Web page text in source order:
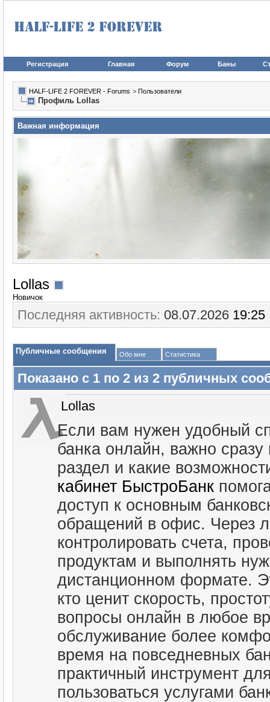
Регистрация Главная Форум Баны
HALF-LIFE 2 FOREVER - Forums > Пользователи
Профиль Lollas
Важная информация
Lollas
Новичок
Последняя активность: 08.07.2026 19:25
Публичные сообщения Обо мне Статистика
Показано с 1 по 2 из 2 публичных
Lollas
Если вам нужен удобный
банка онлайн, важно
раздел и какие
кабинет БыстроБанк
доступ к основным
обращений в офис. Через
контролировать счета,
продуктам и выполнять
дистанционном формате.
кто ценит скорость,
вопросы онлайн в любое
обслуживание более
время на повседневных
практичный инструмент
пользоваться услугами